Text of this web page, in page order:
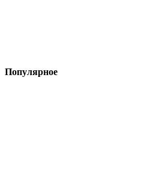
Популярное